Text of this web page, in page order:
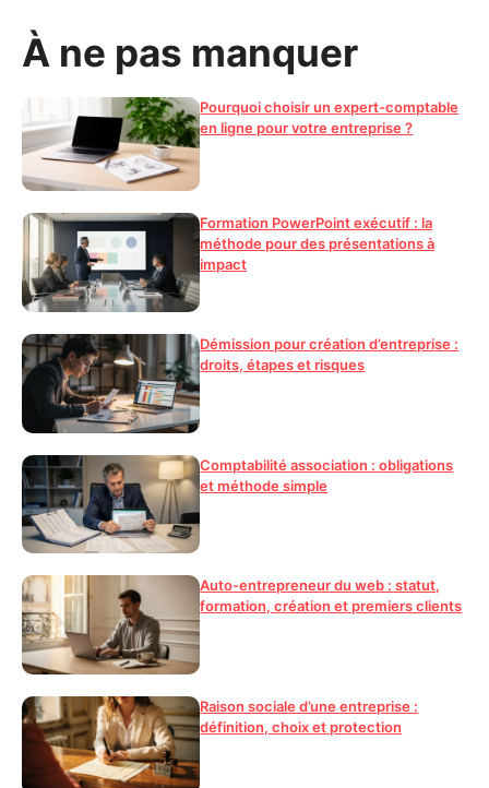
À ne pas manquer
Pourquoi choisir un expert-comptable
en ligne pour votre entreprise ?
Formation PowerPoint exécutif : la
méthode pour des présentations à
impact
Démission pour création d’entreprise :
droits, étapes et risques
Comptabilité association : obligations
et méthode simple
Auto-entrepreneur du web : statut,
formation, création et premiers clients
Raison sociale d’une entreprise :
définition, choix et protection